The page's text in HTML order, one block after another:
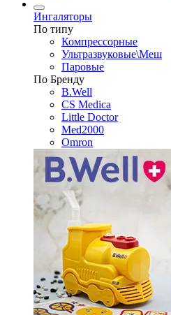
Ингаляторы
По типу
Компрессорные
Ультразвуковые\Меш
Паровые
По Бренду
B.Well
CS Medica
Little Doctor
Med2000
Omron